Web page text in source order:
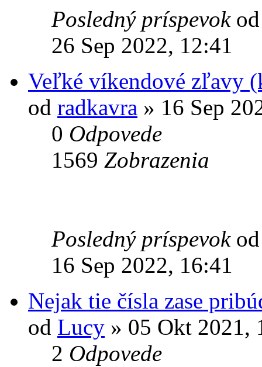
Posledný príspevok
26 Sep 2022, 12:41
Veľké víkendové zľavy
od radkavra » 16 Sep
0 Odpovede
1569 Zobrazenia
Posledný príspevok
16 Sep 2022, 16:41
Nejak tie čísla zase
od Lucy » 05 Okt 2021,
2 Odpovede